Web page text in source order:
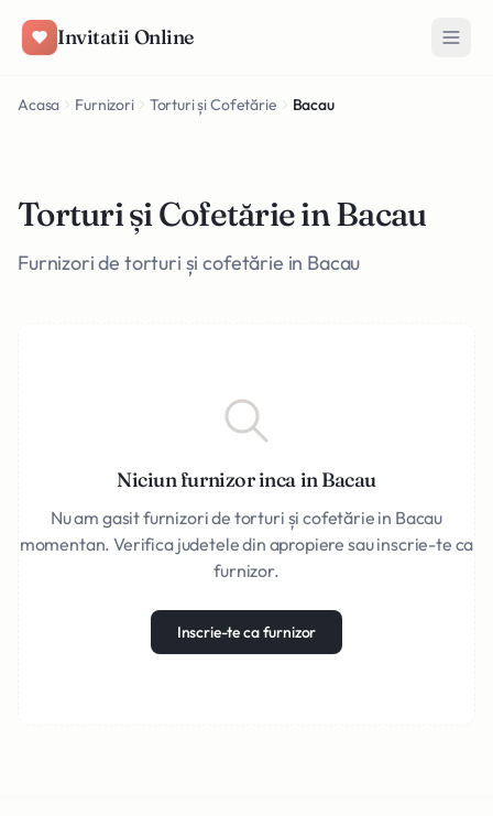
Invitatii Online
Acasa Furnizori Torturi și Cofetărie Bacau
Torturi și Cofetărie in Bacau
Furnizori de torturi și cofetărie in Bacau
Niciun furnizor inca in Bacau
Nu am gasit furnizori de torturi și cofetărie in Bacau
momentan. Verifica judetele din apropiere sau inscrie-te ca
furnizor.
Inscrie-te ca furnizor